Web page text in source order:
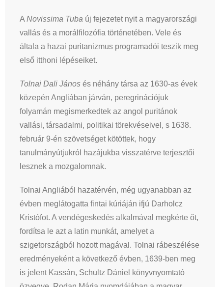
A Novissima Tuba új fejezetet nyit a magyarországi
vallás és a morálfilozófia történetében. Vele és
általa a hazai puritanizmus programadói teszik meg
első itthoni lépéseiket.
Tolnai Dali János és néhány társa az 1630-as évek
közepén Angliában járván, peregrinációjuk
folyamán megismerkedtek az angol puritánok
vallási, társadalmi, politikai törekvéseivel, s 1638.
február 9-én szövetséget kötöttek, hogy
tanulmányútjukról hazájukba visszatérve terjesztői
lesznek a mozgalomnak.
Tolnai Angliából hazatérvén, még ugyanabban az
évben meglátogatta fintai kúriáján ifjú Darholcz
Kristófot. A vendégeskedés alkalmával megkérte őt,
fordítsa le azt a latin munkát, amelyet a
szigetországból hozott magával. Tolnai rábeszélése
eredményeként a következő évben, 1639-ben meg
is jelent Kassán, Schultz Dániel könyvnyomtató